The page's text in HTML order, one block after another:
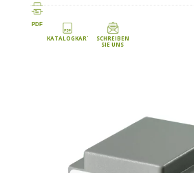
PDF
KATALOGKARTE
SCHREIBEN
SIE UNS